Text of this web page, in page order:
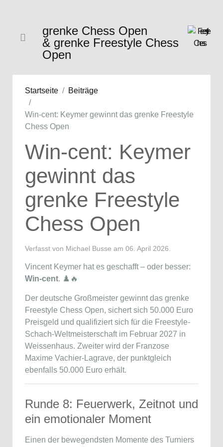
grenke Chess Open
& grenke Freestyle Chess
Open
Startseite Beiträge
Win-cent: Keymer gewinnt das grenke Freestyle
Chess Open
Win-cent: Keymer
gewinnt das
grenke Freestyle
Chess Open
Verfasst von Michael Busse am 06. April 2026
Vincent Keymer hat es geschafft – oder besser:
Win-cent. ♟️🔥
Der deutsche Großmeister gewinnt das grenke
Freestyle Chess Open, sichert sich 50.000 Euro
Preisgeld und qualifiziert sich für die Freestyle-
Schach-Weltmeisterschaft im Februar 2027 in
Weissenhaus. Zweiter wird der Franzose
Maxime Vachier-Lagrave, der punktgleich
ebenfalls 50.000 Euro erhält.
Runde 8: Feuerwerk, Zeitnot und
ein emotionaler Moment
Einen der bewegendsten Momente des Turniers